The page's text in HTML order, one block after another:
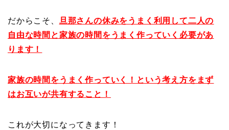
だからこそ、 旦那さんの休みをうまく利用して二人の
自由な時間と家族の時間をうまく作っていく必要があ
ります！
家族の時間をうまく作っていく！という考え方をまず
はお互いが共有すること！
これが大切になってきます！